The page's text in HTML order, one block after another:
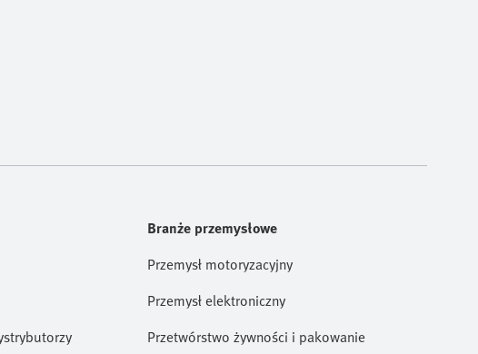
Branże przemysłowe
Przemysł motoryzacyjny
Przemysł elektroniczny
Przetwórstwo żywności i pakowanie